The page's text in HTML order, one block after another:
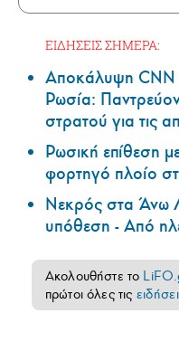
ΕΙΔΗΣΕΙΣ ΣΗΜΕΡΑ:
Αποκάλυψη CNN
Ρωσία:
στρατού για τις
Ρωσική επίθεση
φορτηγό πλοίο
Νεκρός στα Άνω
υπόθεση - Από
Ακολουθήστε το
πρώτοι όλες τις